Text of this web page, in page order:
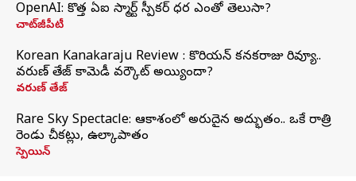
OpenAI: కొత్త ఏఐ స్మార్ట్ స్పీకర్ ధర ఎంతో తెలుసా?
చాట్‌జీపీటీ
Korean Kanakaraju Review : కొరియన్ కనకరాజు రివ్యూ..
వరుణ్ తేజ్ కామెడీ వర్కౌట్ అయ్యిందా?
వరుణ్ తేజ్
Rare Sky Spectacle: ఆకాశంలో అరుదైన అద్భుతం.. ఒకే రాత్రి
రెండు చీకట్లు, ఉల్కాపాతం
స్పెయిన్